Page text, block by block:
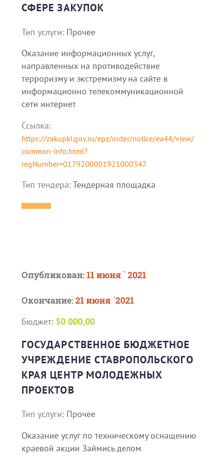
СФЕРЕ ЗАКУПОК
Тип услуги: Прочее
Оказание информационных услуг,
направленных на противодействие
терроризму и экстремизму на сайте в
информационно телекоммуникационной
сети интернет
Ссылка:
https://zakupki.gov.ru/epz/order/notice/ea44/view/
common-info.html?
regNumber=0179200001921000347
Тип тендера:Тендерная площадка
Опубликован:11 июня ` 2021
Окончание:21 июня `2021
Бюджет: 50 000,00
ГОСУДАРСТВЕННОЕ БЮДЖЕТНОЕ
УЧРЕЖДЕНИЕ СТАВРОПОЛЬСКОГО
КРАЯ ЦЕНТР МОЛОДЕЖНЫХ
ПРОЕКТОВ
Тип услуги: Прочее
Оказание услуг по техническому оснащению
краевой акции Займись делом